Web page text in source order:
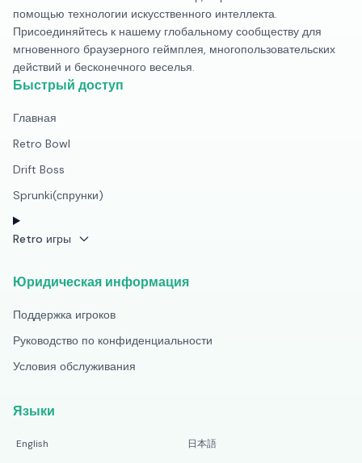
помощью технологии искусственного интеллекта.
Присоединяйтесь к нашему глобальному сообществу для
мгновенного браузерного геймплея, многопользовательских
действий и бесконечного веселья.
Быстрый доступ
Главная
Retro Bowl
Drift Boss
Sprunki(спрунки)
Retro игры
Юридическая информация
Поддержка игроков
Руководство по конфиденциальности
Условия обслуживания
Языки
English 日本語